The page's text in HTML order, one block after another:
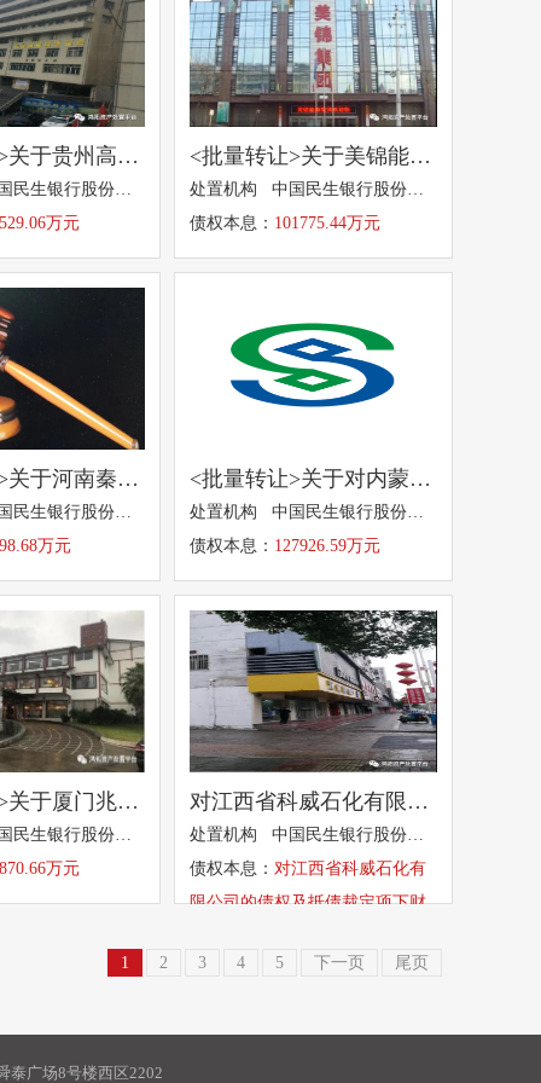
<债权转让>关于贵州高源煤业有限公司21269.63万元本金及利息债权转让的招商公告
处置机构 中国民生银行股份有限公司
万元
<批量转让>关于美锦能源集团有限公司等3户合计本金67430.29万元及其利息债权拟转让的招商公告
处置机构 中国民生银行股份有限公司
债权本息： 101775.44万元
<债权转让>关于河南秦岭冶炼股份有限公司1998.68万元本金及其利息债权拟转让的招商公告
处置机构 中国民生银行股份有限公司
万元
<批量转让>关于对内蒙古恒东能源集团有限责任公司等3户合计127926.59万元本金及利息债权拟转让的招商公告
处置机构 中国民生银行股份有限公司
债权本息： 127926.59万元
<债权转让>关于厦门兆千集团有限公司14870.66万元本金及利息债权拟转让的招商公告
处置机构 中国民生银行股份有限公司
万元
对江西省科威石化有限公司的债权及抵债裁定项下财产权益 拟转让的招商公告
处置机构 中国民生银行股份有限公司
债权本息： 对江西省科威石化有
限公司的债权及抵债裁定项下财
1
2 3 4 5 下一页 尾页
泰广场8号楼西区2202